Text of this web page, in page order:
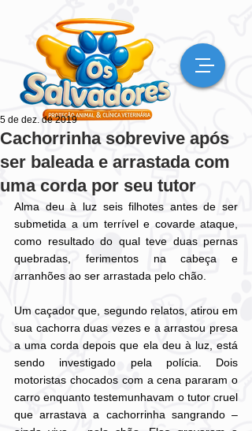
Cachorrinha sobrevive após
ser baleada e arrastada com
uma corda por seu tutor
5 de dez. de 2019
Alma deu à luz seis filhotes antes de ser
submetida a um terrível e covarde ataque,
como resultado do qual teve duas pernas
quebradas, ferimentos na cabeça e
arranhões ao ser arrastada pelo chão.
Um caçador que, segundo relatos, atirou em
sua cachorra duas vezes e a arrastou presa
a uma corda depois que ela deu à luz, está
sendo investigado pela polícia. Dois
motoristas chocados com a cena pararam o
carro enquanto testemunhavam o tutor cruel
que arrastava a cachorrinha sangrando –